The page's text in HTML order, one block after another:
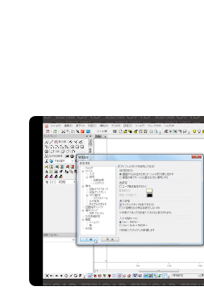
No.76 数値入力がスピードア
ド』